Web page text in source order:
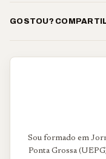
GOSTOU?
Sou formado em
Ponta Grossa